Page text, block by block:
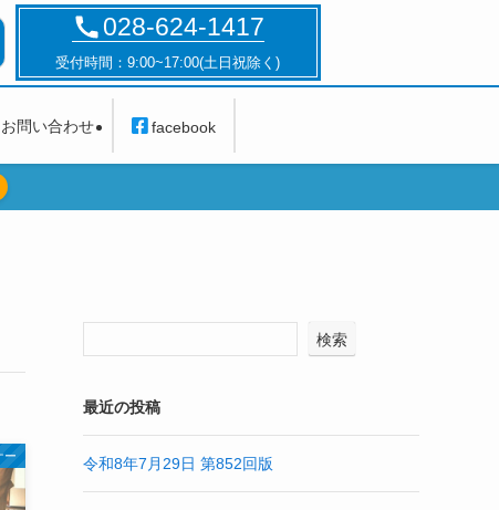
お問い合わせ facebook
028-624-1417
受付時間：9:00~17:00(土日祝除く)
ー
検索
最近の投稿
令和8年7月29日 第852回版